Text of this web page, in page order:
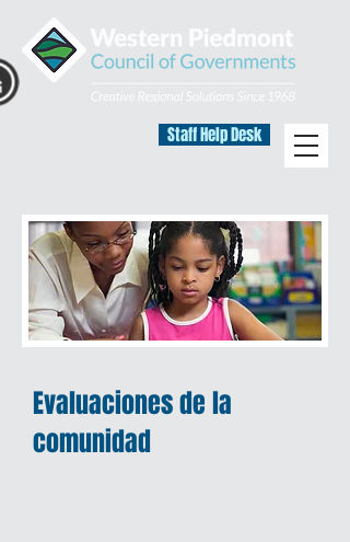
Staff Help Desk
Evaluaciones de la
comunidad